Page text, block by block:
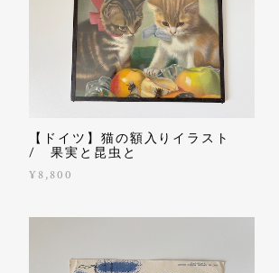
【ドイツ】猫の額入りイラスト
/ 果実と昆虫と
¥8,800